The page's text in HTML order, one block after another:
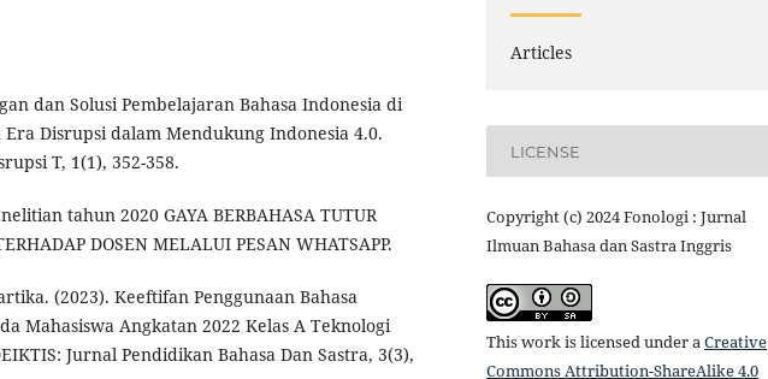
dan Solusi Pembelajaran Bahasa Indonesia di
Disrupsi dalam Mendukung Indonesia 4.0.
T, 1(1), 352-358.
tahun 2020 GAYA BERBAHASA TUTUR
DOSEN MELALUI PESAN WHATSAPP.
(2023). Keeftifan Penggunaan Bahasa
Mahasiswa Angkatan 2022 Kelas A Teknologi
Jurnal Pendidikan Bahasa Dan Sastra, 3(3),
Articles
LICENSE
Copyright (c) 2024 Fonologi : Jurnal
Ilmuan Bahasa dan Sastra Inggris
This work is licensed under a Creative
Commons Attribution-ShareAlike 4.0